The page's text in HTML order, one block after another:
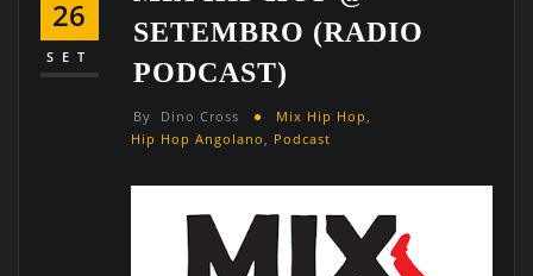
26
SET
SETEMBRO (RADIO
PODCAST)
By Dino Cross Mix Hip Hop ,
Hip Hop Angolano , Podcast